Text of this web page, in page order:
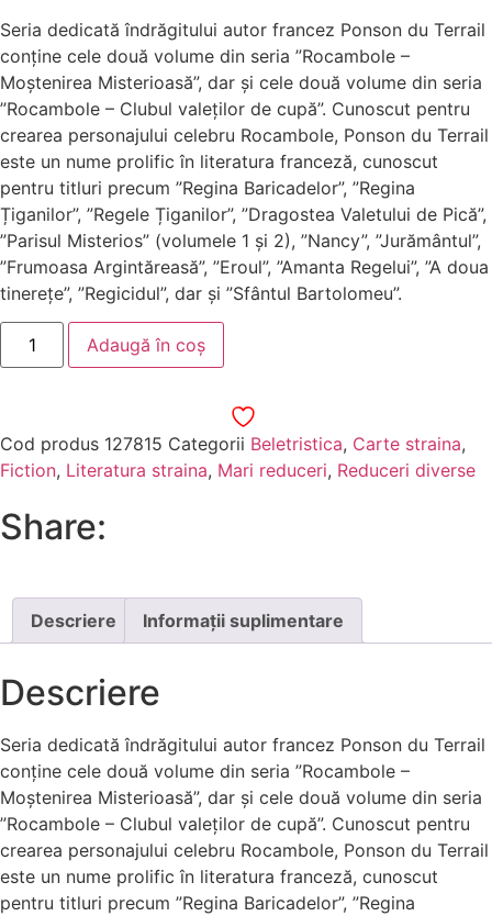
Seria dedicată îndrăgitului autor francez Ponson du Terrail
conține cele două volume din seria ”Rocambole –
Moștenirea Misterioasă”, dar și cele două volume din seria
”Rocambole – Clubul valeților de cupă”. Cunoscut pentru
crearea personajului celebru Rocambole, Ponson du Terrail
este un nume prolific în literatura franceză, cunoscut
pentru titluri precum ”Regina Baricadelor”, ”Regina
Țiganilor”, ”Regele Țiganilor”, ”Dragostea Valetului de Pică”,
”Parisul Misterios” (volumele 1 și 2), ”Nancy”, ”Jurământul”,
”Frumoasa Argintăreasă”, ”Eroul”, ”Amanta Regelui”, ”A doua
tinerețe”, ”Regicidul”, dar și ”Sfântul Bartolomeu”.
Adaugă în coș
Cod produs 127815 Categorii Beletristica, Carte straina,
Fiction, Literatura straina, Mari reduceri, Reduceri diverse
Share:
Descriere Informații suplimentare
Descriere
Seria dedicată îndrăgitului autor francez Ponson du Terrail
conține cele două volume din seria ”Rocambole –
Moștenirea Misterioasă”, dar și cele două volume din seria
”Rocambole – Clubul valeților de cupă”. Cunoscut pentru
crearea personajului celebru Rocambole, Ponson du Terrail
este un nume prolific în literatura franceză, cunoscut
pentru titluri precum ”Regina Baricadelor”, ”Regina